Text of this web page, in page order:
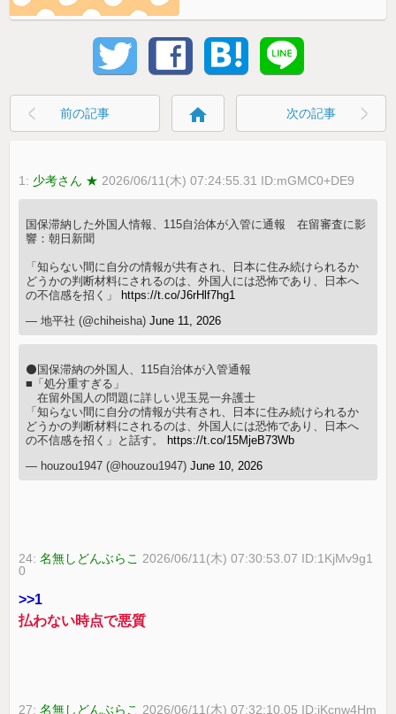
前の記事 home 次の記事
1: 少考さん ★ 2026/06/11(木) 07:24:55.31 ID:mGMC0+DE9
国保滞納した外国人情報、115自治体が入管に通報 在留審査に影
響：朝日新聞
「知らない間に自分の情報が共有され、日本に住み続けられるか
どうかの判断材料にされるのは、外国人には恐怖であり、日本へ
の不信感を招く」
https://t.co/J6rHlf7hg1
— 地平社 (@chiheisha)June 11, 2026
⚫️国保滞納の外国人、115自治体が入管通報
■「処分重すぎる」
在留外国人の問題に詳しい児玉晃一弁護士
「知らない間に自分の情報が共有され、日本に住み続けられるか
どうかの判断材料にされるのは、外国人には恐怖であり、日本へ
の不信感を招く」と話す。
https://t.co/15MjeB73Wb
— houzou1947 (@houzou1947)June 10, 2026
24:名無しどんぶらこ 2026/06/11(木) 07:30:53.07 ID:1KjMv9g1
0
>>1
払わない時点で悪質
27:名無しどんぶらこ 2026/06/11(木) 07:32:10.05 ID:jKcnw4Hm